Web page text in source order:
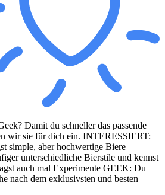
Damit du schneller das passende
wir sie für dich ein. INTERESSIERT:
simple, aber hochwertige Biere
unterschiedliche Bierstile und kennst
auch mal Experimente GEEK: Du
nach dem exklusivsten und besten